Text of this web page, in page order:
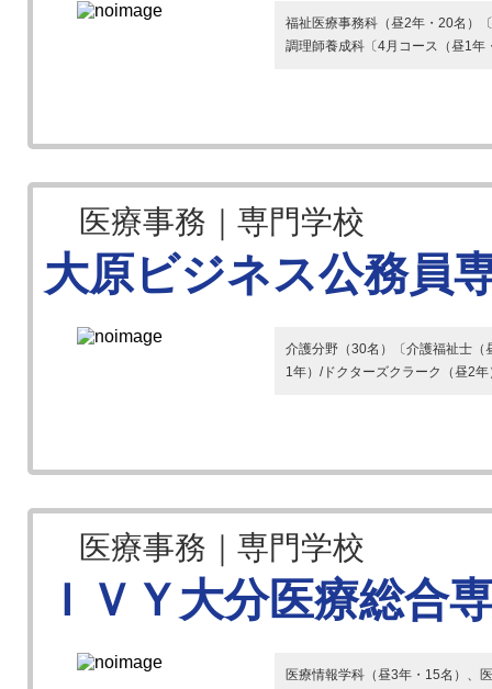
福祉医療事務科（昼2年・20名）
調理師養成科〔4月コース（昼1
医療事務｜専門学校
大原ビジネス公務員
介護分野（30名）〔介護福祉士
1年）/ドクターズクラーク（昼2
医療事務｜専門学校
ＩＶＹ大分医療総合
医療情報学科（昼3年・15名）、